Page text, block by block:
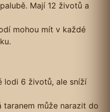
Mají 12 životů a
mohou mít v každé
lodi 6 životů, ale sníží
taranem může narazit do